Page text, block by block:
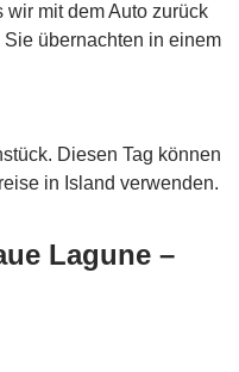
mit dem Auto zurück
übernachten in einem
Diesen Tag können
in Island verwenden.
Lagune –